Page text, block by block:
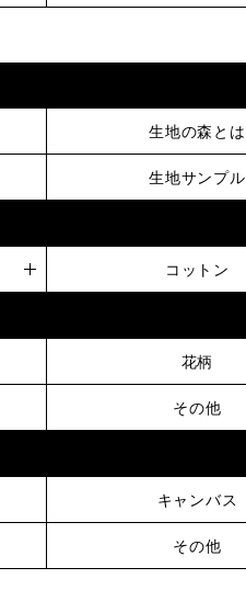
生地の森とは
生地サンプル
コットン
花柄
その他
キャンバス
その他